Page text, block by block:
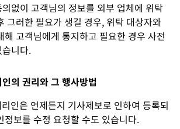
없이 고객님의 정보를 외부 업체에 위탁
그러한 필요가 생길 경우, 위탁 대상자와
해 고객님에게 통지하고 필요한 경우 사전
니다.
의 권리와 그 행사방법
인은 언제든지 기사제보로 인하여 등록되
정보를 수정 요청할 수도 있습니다.